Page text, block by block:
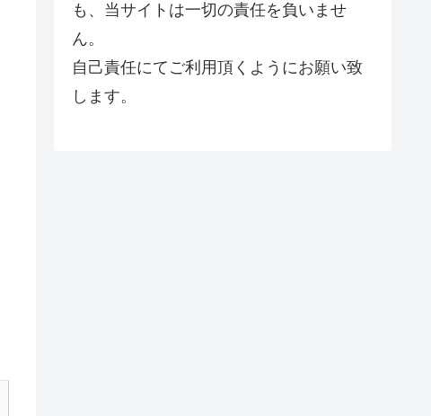
も、当サイトは一切の責任を負いませ
ん。
自己責任にてご利用頂くようにお願い致
します。